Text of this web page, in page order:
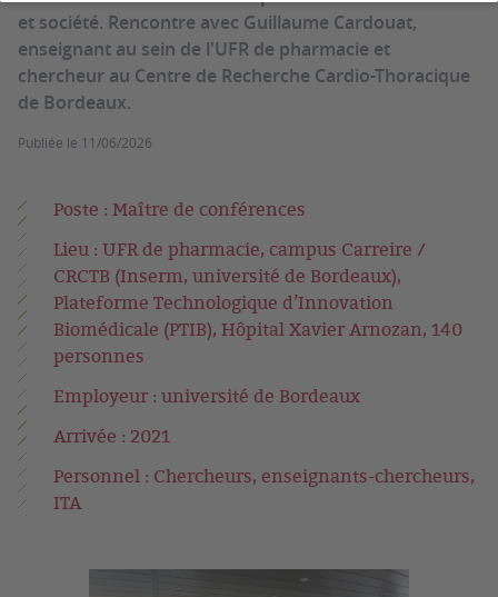
et société. Rencontre avec Guillaume Cardouat,
enseignant au sein de l'UFR de pharmacie et
chercheur au Centre de Recherche Cardio-Thoracique
de Bordeaux.
Publiée le 11/06/2026
Poste : Maître de conférences
Lieu : UFR de pharmacie, campus Carreire /
CRCTB (Inserm, université de Bordeaux),
Plateforme Technologique d’Innovation
Biomédicale (PTIB), Hôpital Xavier Arnozan, 140
personnes
Employeur : université de Bordeaux
Arrivée : 2021
Personnel : Chercheurs, enseignants-chercheurs,
ITA